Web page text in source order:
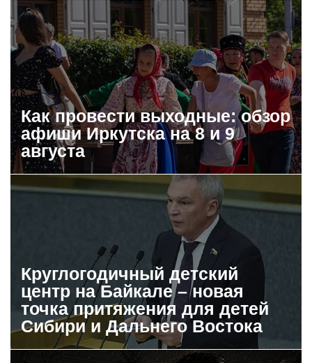
Как провести выходные: обзор
афиши Иркутска на 8 и 9
августа
Круглогодичный детский
центр на Байкале – новая
точка притяжения для детей
Сибири и Дальнего Востока